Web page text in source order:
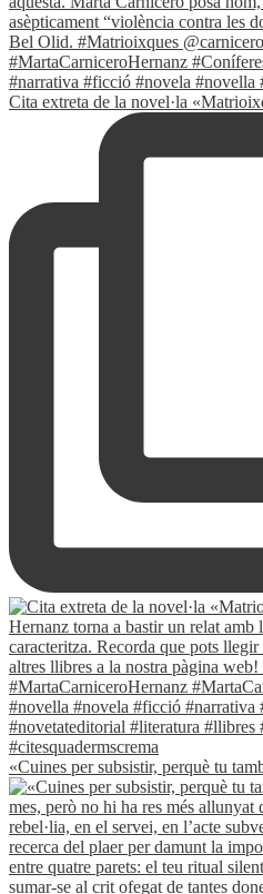
Cita extreta de la novel·la
«Cuines per subsistir, perquè tu